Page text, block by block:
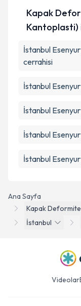
Ana Sayfa
Kapak
İstanbul
Kapak
Kantoplasti)
İstanbul
cerrahisi
İstanbul
İstanbul
İstanbul
İstanbul
Videolar